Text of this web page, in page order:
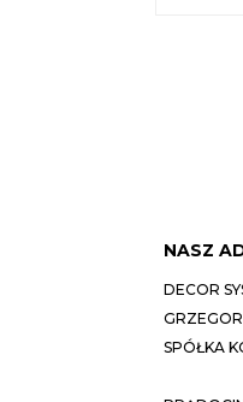
NASZ
DECOR
SPÓŁKA